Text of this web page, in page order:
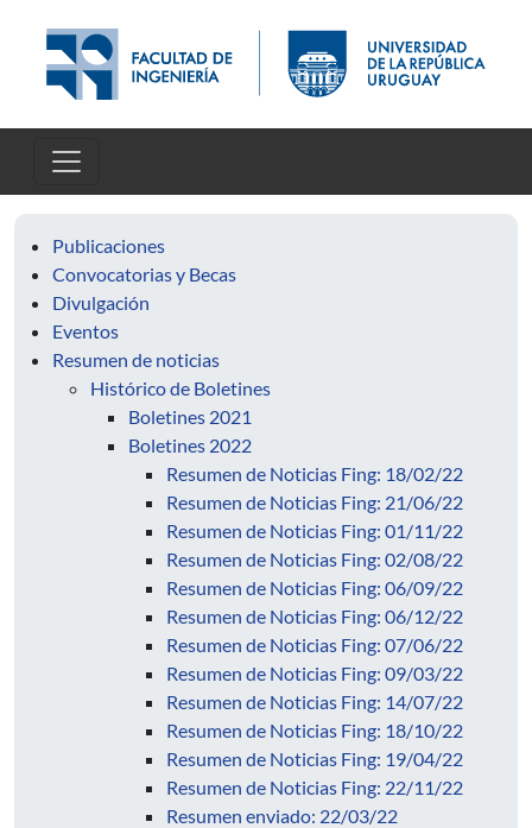
Publicaciones
Convocatorias y Becas
Divulgación
Eventos
Resumen de noticias
Histórico de Boletines
Boletines 2021
Boletines 2022
Resumen de Noticias Fing: 18/02/22
Resumen de Noticias Fing: 21/06/22
Resumen de Noticias Fing: 01/11/22
Resumen de Noticias Fing: 02/08/22
Resumen de Noticias Fing: 06/09/22
Resumen de Noticias Fing: 06/12/22
Resumen de Noticias Fing: 07/06/22
Resumen de Noticias Fing: 09/03/22
Resumen de Noticias Fing: 14/07/22
Resumen de Noticias Fing: 18/10/22
Resumen de Noticias Fing: 19/04/22
Resumen de Noticias Fing: 22/11/22
Resumen enviado: 22/03/22